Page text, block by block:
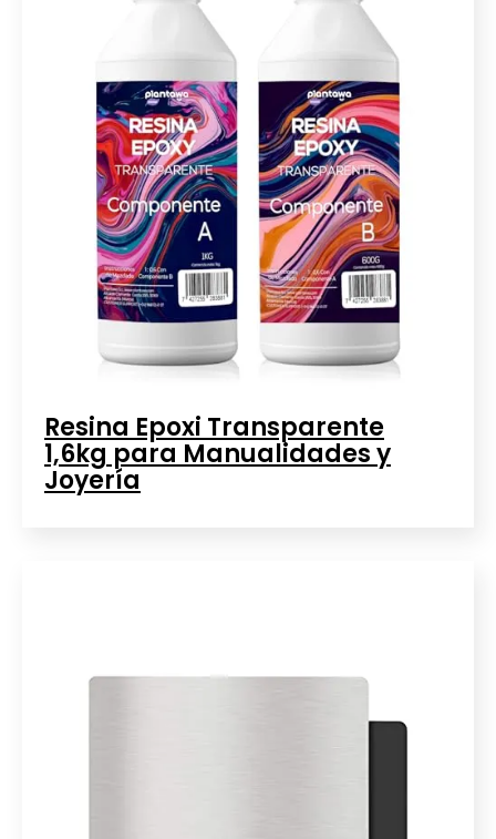
Resina Epoxi Transparente
1,6kg para Manualidades y
Joyería